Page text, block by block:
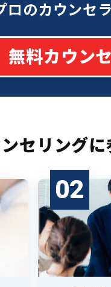
ロのカウンセ
無料カウン
セリングに
02